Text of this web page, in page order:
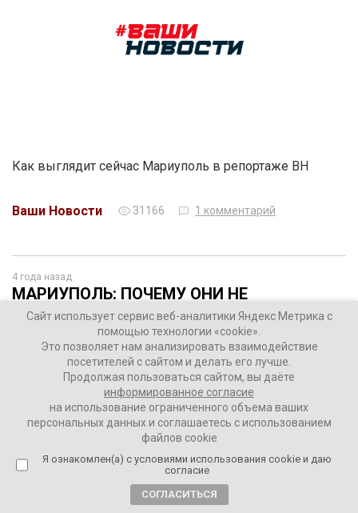
Как выглядит сейчас Мариуполь в репортаже ВН
Ваши Новости 31166 1 комментарий
4 года назад
МАРИУПОЛЬ: ПОЧЕМУ ОНИ НЕ
СДАВАЛИСЬ
Сайт использует сервис веб-аналитики Яндекс Метрика с
помощью технологии «cookie».
Это позволяет нам анализировать взаимодействие
посетителей с сайтом и делать его лучше.
Продолжая пользоваться сайтом, вы даёте
информированное согласие
на использование ограниченного объема ваших
персональных данных и соглашаетесь с использованием
файлов cookie
Я ознакомлен(а) с условиями использования cookie и даю
согласие
СОГЛАСИТЬСЯ